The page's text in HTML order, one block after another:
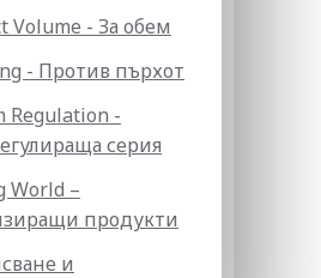
Volume - За обем
- Против пърхот
Regulation -
серия
World –
продукти
и